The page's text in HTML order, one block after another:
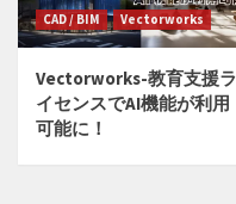
CAD / BIM Vectorworks
Vectorworks-教育支援ラ
イセンスでAI機能が利用
可能に！